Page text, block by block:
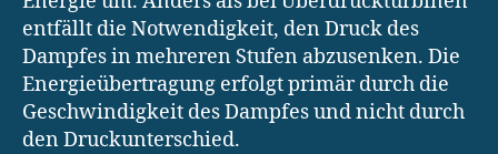
entfällt die Notwendigkeit, den Druck des
Dampfes in mehreren Stufen abzusenken. Die
Energieübertragung erfolgt primär durch die
Geschwindigkeit des Dampfes und nicht durch
den Druckunterschied.